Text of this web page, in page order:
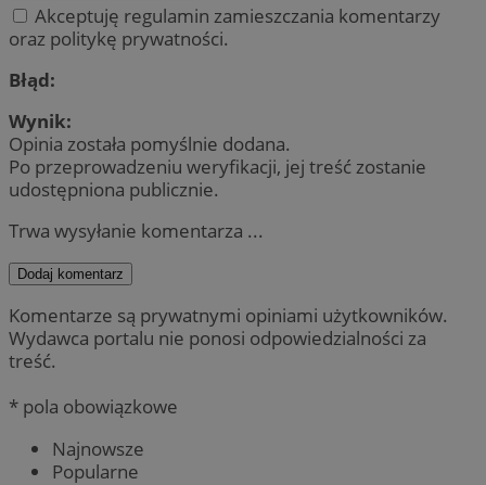
Akceptuję regulamin zamieszczania komentarzy
oraz politykę prywatności.
Błąd:
Wynik:
Opinia została pomyślnie dodana.
Po przeprowadzeniu weryfikacji, jej treść zostanie
udostępniona publicznie.
Trwa wysyłanie komentarza ...
Dodaj komentarz
Komentarze są prywatnymi opiniami użytkowników.
Wydawca portalu nie ponosi odpowiedzialności za
treść.
* pola obowiązkowe
Najnowsze
Popularne